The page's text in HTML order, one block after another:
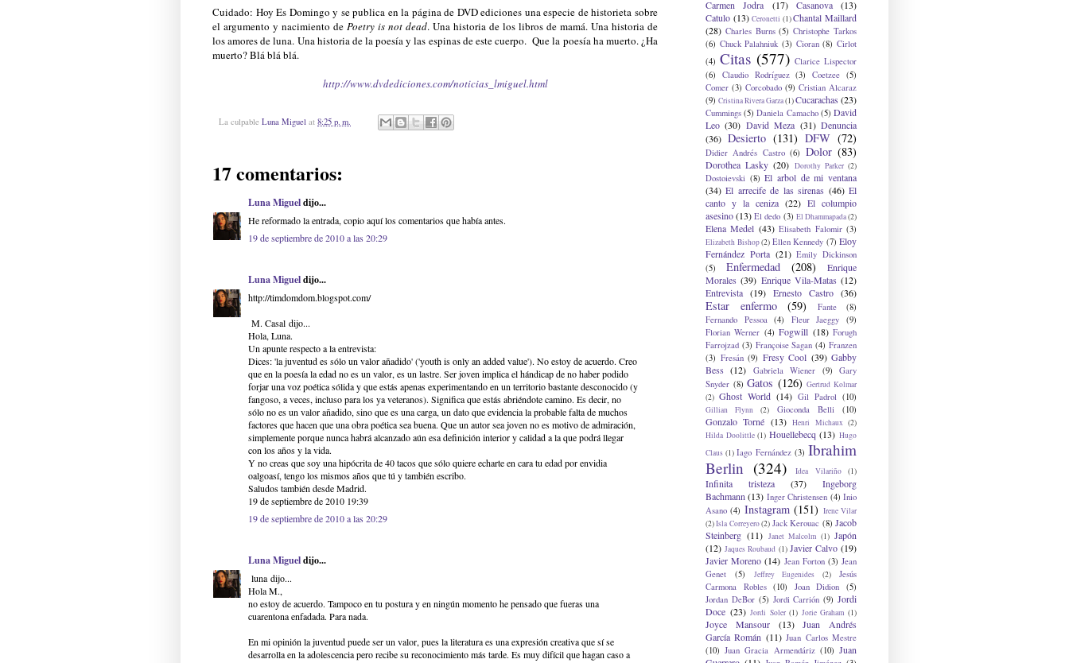
Cuidado: Hoy Es Domingo y se publica en la página de DVD ediciones una especie de historieta sobre
el argumento y nacimiento de Poetry is not dead. Una historia de los libros de mamá. Una historia de
los amores de luna. Una historia de la poesía y las espinas de este cuerpo. Que la poesía ha muerto. ¿Ha
muerto? Blá blá blá.
http://www.dvdediciones.com/noticias_lmiguel.html
La culpable Luna Miguel at 8:25 p. m.
17 comentarios:
Luna Migueldijo...
He reformado la entrada, copio aquí los comentarios que había antes.
19 de septiembre de 2010 a las 20:29
Luna Migueldijo...
http://timdomdom.blogspot.com/
M. Casal dijo...
Hola, Luna.
Un apunte respecto a la entrevista:
Dices: 'la juventud es sólo un valor añadido' ('youth is only an added value'). No estoy de acuerdo. Creo
que en la poesía la edad no es un valor, es un lastre. Ser joven implica el hándicap de no haber podido
forjar una voz poética sólida y que estás apenas experimentando en un territorio bastante desconocido (y
fangoso, a veces, incluso para los ya veteranos). Significa que estás abriéndote camino. Es decir, no
sólo no es un valor añadido, sino que es una carga, un dato que evidencia la probable falta de muchos
factores que hacen que una obra poética sea buena. Que un autor sea joven no es motivo de admiración,
simplemente porque nunca habrá alcanzado aún esa definición interior y calidad a la que podrá llegar
con los años y la vida.
Y no creas que soy una hipócrita de 40 tacos que sólo quiere echarte en cara tu edad por envidia
oalgoasí, tengo los mismos años que tú y también escribo.
Saludos también desde Madrid.
19 de septiembre de 2010 19:39
19 de septiembre de 2010 a las 20:29
Luna Migueldijo...
luna dijo...
Hola M.,
no estoy de acuerdo. Tampoco en tu postura y en ningún momento he pensado que fueras una
cuarentona enfadada. Para nada.
En mi opinión la juventud puede ser un valor, pues la literatura es una expresión creativa que sí se
desarrolla en la adolescencia pero recibe su reconocimiento más tarde. Es muy difícil que hagan caso a
Carmen Jodra (17) Casanova
(13)
Catulo (13) Ceronetti (1) Chantal Maillard
(28) Charles Burns (5) Christophe Tarkos
(6) Chuck Palahniuk (3) Cioran (8) Cirlot
(4) Citas (577) Clarice Lispector
(6)
Claudio Rodríguez (3) Coetzee (5)
Comer (3) Corcobado (9) Cristian Alcaraz
(9) Cristina Rivera Garza(1)Cucarachas (23)
Cummings (5) Daniela Camacho (5) David
Leo (30) David Meza (31) Denuncia
(36) Desierto (131) DFW (72)
Didier Andrés Castro (6) Dolor (83)
Dorothea Lasky (20) Dorothy Parker (2)
Dostoievski (8) El arbol de mi ventana
(34) El arrecife de las sirenas (46) El
canto y la ceniza (22) El columpio
asesino(13) El dedo (3) El Dhammapada(2)
Elena Medel (43) Elisabeth Falomir (3)
Elizabeth Bishop(2) Ellen Kennedy (7) Eloy
Fernández Porta (21) Emily Dickinson
(5)
Enfermedad (208)
Enrique
Morales (39) Enrique Vila-Matas (12)
Entrevista (19) Ernesto Castro (36)
Estar enfermo (59) Fante
(8)
Fernando Pessoa
(4) Fleur Jaeggy
(9)
Florian Werner (4) Fogwill (18) Forugh
Farrojzad (3) Françoise Sagan (4) Franzen
(3) Fresán (9) Fresy Cool (39) Gabby
Bess (12) Gabriela Wiener (9)
Gary
Snyder (8) Gatos (126) Gertrud Kolmar
(2) Ghost World (14) Gil Padrol (10)
Gillian Flynn (2) Gioconda Belli (10)
Gonzalo Torné (13) Henri Michaux (2)
Hilda Doolittle (1) Houellebecq (13) Hugo
Claus (1) Iago Fernández (3) Ibrahim
Berlin (324) Idea Vilariño (1)
Infinita tristeza (37)
Ingeborg
Bachmann (13) Inger Christensen (4) Inio
Asano (4) Instagram (151) Irene Vilar
(2)Isla Correyero(2) Jack Kerouac (8) Jacob
Steinberg (11) Janet Malcolm (1) Japón
(12) Jaques Roubaud (1) Javier Calvo (19)
Javier Moreno (14) Jean Forton (3) Jean
Genet
(5) Jeffrey Eugenides (2)
Jesús
Carmona Robles
(10) Joan Didion
(5)
Jordan DeBor (5) Jordi Carrión (9) Jordi
Doce (23) Jordi Soler (1) Jorie Graham (1)
Joyce Mansour (13)
Juan Andrés
García Román (11) Juan Carlos Mestre
(10) Juan Gracia Armendáriz (10) Juan